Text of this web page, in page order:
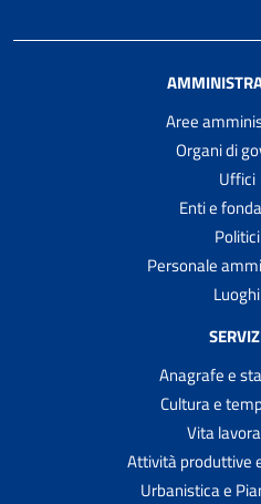
Aree
Organi di
Uffici
Enti e
Politici
Personale
Luoghi
Anagrafe e
Cultura e
Vita
Attività produttive
Urbanistica e